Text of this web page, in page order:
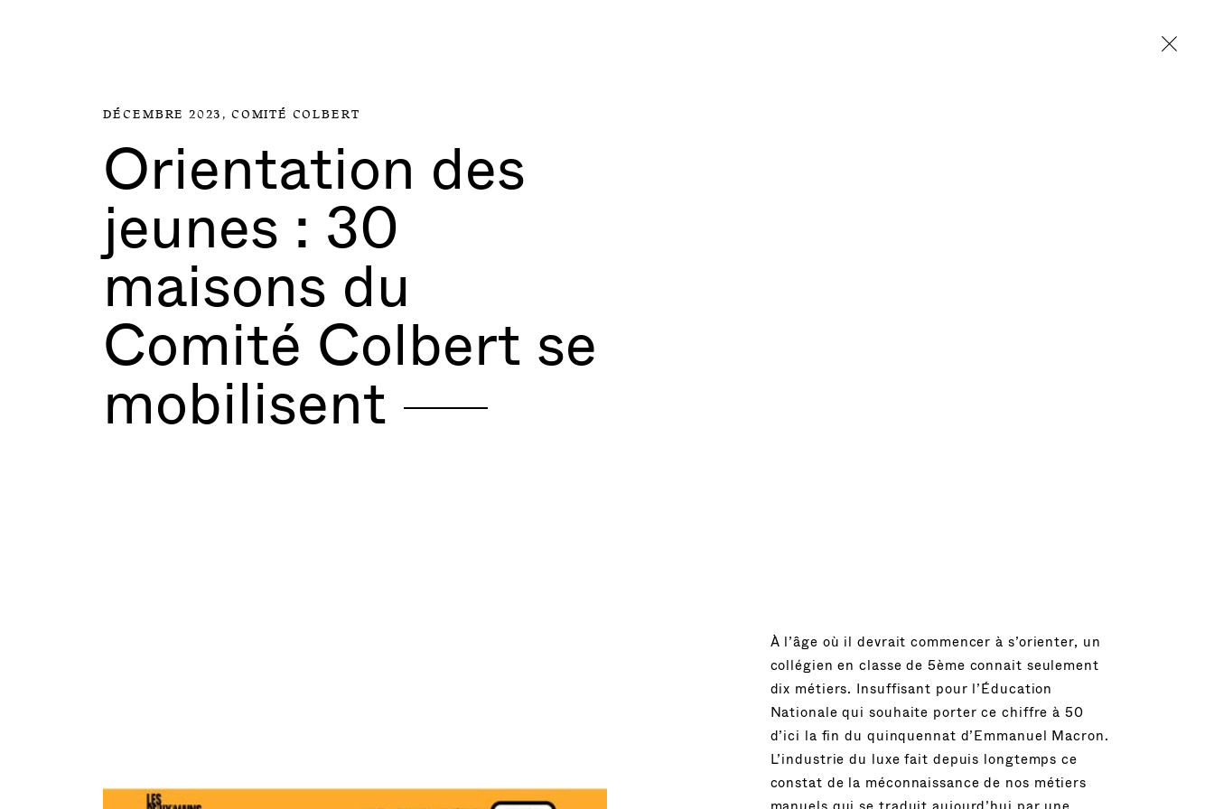
DÉCEMBRE 2023, COMITÉ COLBERT
Orientation des
jeunes : 30
maisons du
Comité Colbert se
mobilisent
À l’âge où il devrait commencer à s’orienter, un
collégien en classe de 5ème connait seulement
dix métiers. Insuffisant pour l’Éducation
Nationale qui souhaite porter ce chiffre à 50
d’ici la fin du quinquennat d’Emmanuel Macron.
L’industrie du luxe fait depuis longtemps ce
constat de la méconnaissance de nos métiers